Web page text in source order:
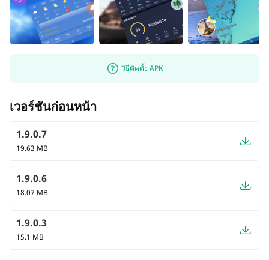
วิธีติดตั้ง APK
เวอร์ชันก่อนหน้า
1.9.0.7
19.63 MB
1.9.0.6
18.07 MB
1.9.0.3
15.1 MB